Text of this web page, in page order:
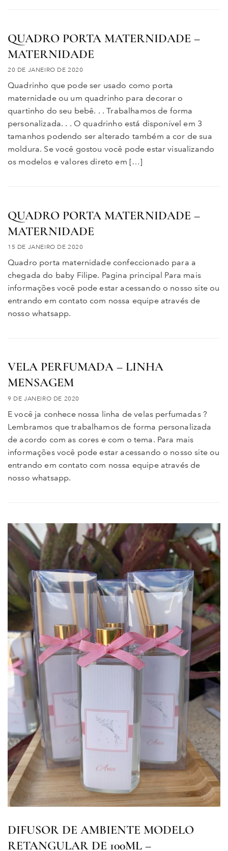
QUADRO PORTA MATERNIDADE –
MATERNIDADE
20 DE JANEIRO DE 2020
Quadrinho que pode ser usado como porta
maternidade ou um quadrinho para decorar o
quartinho do seu bebê. . . Trabalhamos de forma
personalizada. . . O quadrinho está disponível em 3
tamanhos podendo ser alterado também a cor de sua
moldura. Se você gostou você pode estar visualizando
os modelos e valores direto em […]
QUADRO PORTA MATERNIDADE –
MATERNIDADE
15 DE JANEIRO DE 2020
Quadro porta maternidade confeccionado para a
chegada do baby Filipe. Pagina principal Para mais
informações você pode estar acessando o nosso site ou
entrando em contato com nossa equipe através de
nosso whatsapp.
VELA PERFUMADA – LINHA
MENSAGEM
9 DE JANEIRO DE 2020
E você ja conhece nossa linha de velas perfumadas ?
Lembramos que trabalhamos de forma personalizada
de acordo com as cores e com o tema. Para mais
informações você pode estar acessando o nosso site ou
entrando em contato com nossa equipe através de
nosso whatsapp.
DIFUSOR DE AMBIENTE MODELO
RETANGULAR DE 100ML –